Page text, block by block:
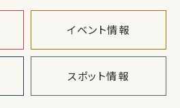
イベント情報
スポット情報